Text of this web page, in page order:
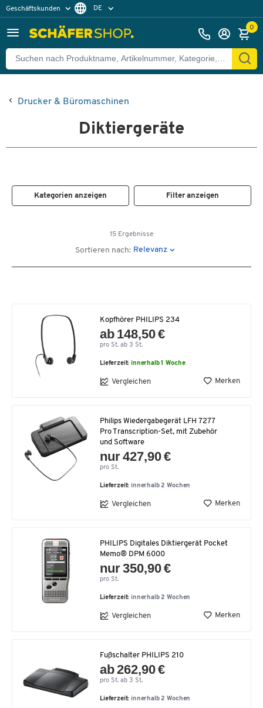
Geschäftskunden DE
0
Drucker & Büromaschinen
Diktiergeräte
Kategorien anzeigen Filter anzeigen
15 Ergebnisse
Sortieren nach: Relevanz
Kopfhörer PHILIPS 234
ab 148,50 €
pro St. ab 3 St.
Lieferzeit:innerhalb 1 Woche
Vergleichen Merken
Philips Wiedergabegerät LFH 7277
Pro Transcription-Set, mit Zubehör
und Software
nur 427,90 €
pro St.
Lieferzeit: innerhalb 2 Wochen
Vergleichen Merken
PHILIPS Digitales Diktiergerät Pocket
Memo® DPM 6000
nur 350,90 €
pro St.
Lieferzeit: innerhalb 2 Wochen
Vergleichen Merken
Fußschalter PHILIPS 210
ab 262,90 €
pro St. ab 3 St.
Lieferzeit: innerhalb 2 Wochen